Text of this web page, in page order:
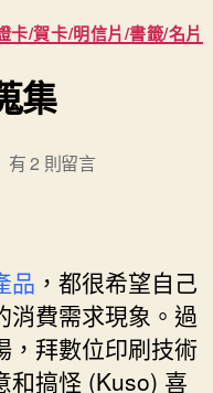
卡/賀卡/明信片/書籤/名片
集
在
喜
帖
大
蒐
集〉
有 2 則留言
品 ，都很希望自己
消費需求現象。過
，拜數位印刷技術
和搞怪 (Kuso) 喜